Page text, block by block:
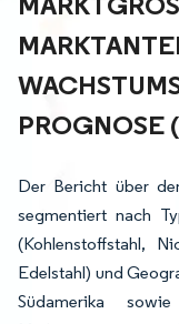
ROGNOSE
Der Bericht über
segmentiert nach
(Kohlenstoffstahl,
Edelstahl) und
Südamerika